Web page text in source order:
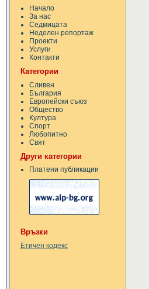
Начало
За нас
Седмицата
Неделен репортаж
Проекти
Услуги
Контакти
Категории
Сливен
България
Европейски съюз
Общество
Култура
Спорт
Любопитно
Свят
Други категории
Платени публикации
Връзки
Етичен кодекс